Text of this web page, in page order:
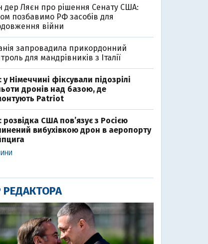
дер Ляєн про рішення Сенату США:
позбавимо РФ засобів для
війни
запровадила прикордонний
для мандрівників з Італії
у Німеччині фіксували підозрілі
дронів над базою, де
Patriot
розвідка США пов’язує з Росією
вибухівкою дрон в аеропорту
РЕДАКТОРА